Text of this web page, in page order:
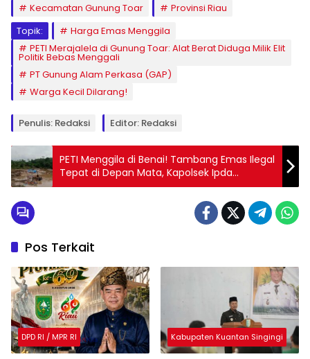
Kecamatan Gunung Toar
Provinsi Riau
Topik:
Harga Emas Menggila
PETI Merajalela di Gunung Toar: Alat Berat Diduga Milik Elit
Politik Bebas Menggali
PT Gunung Alam Perkasa (GAP)
Warga Kecil Dilarang!
Penulis: Redaksi Editor: Redaksi
PETI Menggila di Benai! Tambang Emas Ilegal
Tepat di Depan Mata, Kapolsek Ipda
Muhammad Ali Sodiq Dituding Tutup Mata
Pos Terkait
DPD RI / MPR RI Kabupaten Kuantan Singingi